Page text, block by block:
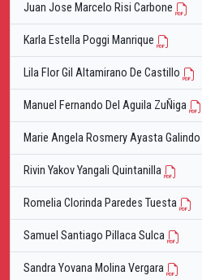
Juan Jose Marcelo Risi Carbone
Karla Estella Poggi Manrique
Lila Flor Gil Altamirano De Castillo
Manuel Fernando Del Aguila ZuÑiga
Marie Angela Rosmery Ayasta Galindo
Rivin Yakov Yangali Quintanilla
Romelia Clorinda Paredes Tuesta
Samuel Santiago Pillaca Sulca
Sandra Yovana Molina Vergara